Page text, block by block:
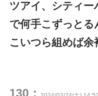
ツアイ、シティ
で何手こずっとる
こいつら組めば余
130：